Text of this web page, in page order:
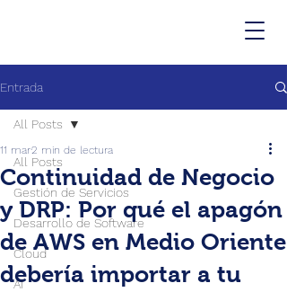
Entrada
All Posts
Gestión de Servicios
Desarrollo de Software
Cloud
AI
All Posts
Continuidad de Negocio
y DRP: Por qué el apagón
de AWS en Medio Oriente
debería importar a tu
11 mar2 min de lectura